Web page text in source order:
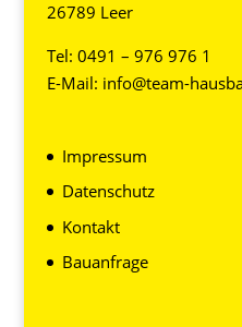
26789 Leer
Tel: 0491 – 976 976 1
E-Mail: info@team-
Impressum
Datenschutz
Kontakt
Bauanfrage